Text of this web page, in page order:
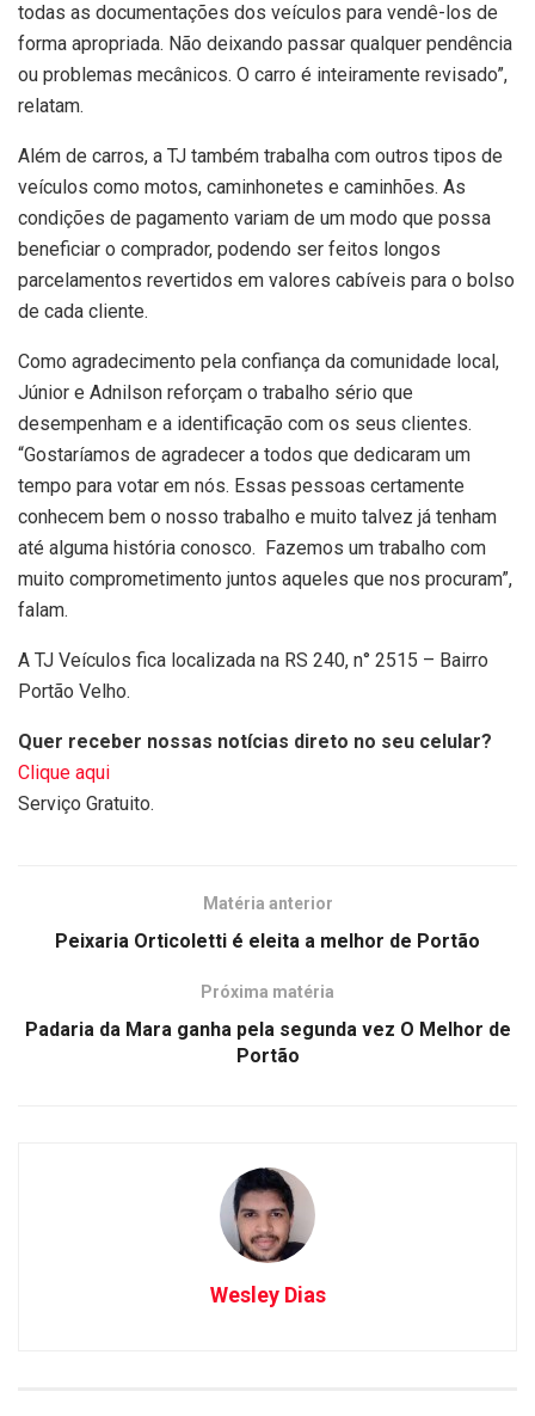
todas as documentações dos veículos para vendê-los de
forma apropriada. Não deixando passar qualquer pendência
ou problemas mecânicos. O carro é inteiramente revisado”,
relatam.
Além de carros, a TJ também trabalha com outros tipos de
veículos como motos, caminhonetes e caminhões. As
condições de pagamento variam de um modo que possa
beneficiar o comprador, podendo ser feitos longos
parcelamentos revertidos em valores cabíveis para o bolso
de cada cliente.
Como agradecimento pela confiança da comunidade local,
Júnior e Adnilson reforçam o trabalho sério que
desempenham e a identificação com os seus clientes.
“Gostaríamos de agradecer a todos que dedicaram um
tempo para votar em nós. Essas pessoas certamente
conhecem bem o nosso trabalho e muito talvez já tenham
até alguma história conosco. Fazemos um trabalho com
muito comprometimento juntos aqueles que nos procuram”,
falam.
A TJ Veículos fica localizada na RS 240, n° 2515 – Bairro
Portão Velho.
Quer receber nossas notícias direto no seu celular?
Clique aqui
Serviço Gratuito.
Matéria anterior
Peixaria Orticoletti é eleita a melhor de Portão
Próxima matéria
Padaria da Mara ganha pela segunda vez O Melhor de
Portão
Wesley Dias